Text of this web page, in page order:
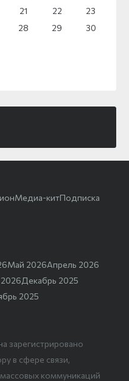
21 22
23
28 29
30
Медиа-китПодписка
Май 2026Апрель 2026
Декабрь 2025
2025
зарегистрировано
в сфере связи,
коммуникаций